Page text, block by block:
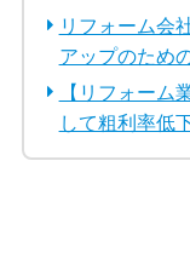
リフォーム会
アップのため
【リフォーム
して粗利率低